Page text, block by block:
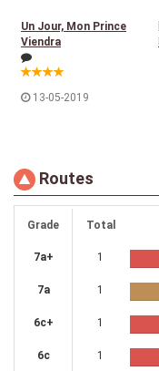
Un Jour, Mon Prince
Viendra
13-05-2019
Routes
Grade Total
7a+ 1
7a 1
6c+ 1
6c 1